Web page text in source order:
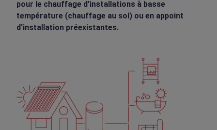
pour le chauffage d'installations à basse
température (chauffage au sol) ou en appoint
d'installation préexistantes.